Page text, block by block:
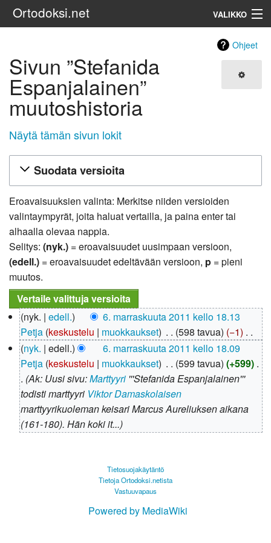
Ortodoksi.net VALIKKO
Haku
Ohjeet
Sivun ”Stefanida
Espanjalainen”
muutoshistoria
Näytä tämän sivun lokit
Suodata versioita
Eroavaisuuksien valinta: Merkitse niiden versioiden
valintaympyrät, joita haluat vertailla, ja paina enter tai
alhaalla olevaa nappia.
Selitys: (nyk.) = eroavaisuudet uusimpaan versioon,
(edell.) = eroavaisuudet edeltävään versioon, p = pieni
muutos.
6.
marraskuuta
2011
nyk. edell.
6. marraskuuta 2011 kello 18.13
Petja keskustelu muokkaukset 598 tavua −1
E
i
m
u
o
k
k
nyk. edell.
6. marraskuuta 2011 kello 18.09
Petja keskustelu muokkaukset 599 tavua +599 ‎
Ak: Uusi sivu:Marttyyri'''Stefanida Espanjalainen'''
todisti marttyyri Viktor Damaskolaisen
marttyyrikuoleman keisari Marcus Aureliuksen aikana
(161-180). Hän koki it...
Tietosuojakäytäntö
Tietoja Ortodoksi.netista
Vastuuvapaus
Powered by MediaWiki